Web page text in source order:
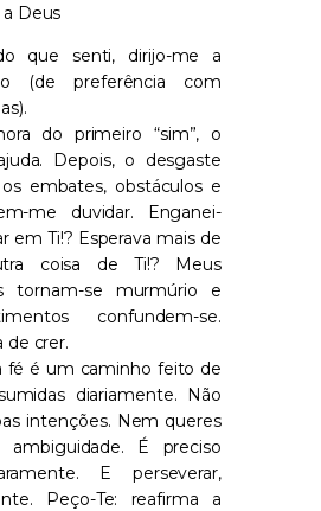
Deus
que senti, dirijo-me a
(de preferência com
do primeiro “sim”, o
Depois, o desgaste
embates, obstáculos e
me duvidar. Enganei-
em Ti!? Esperava mais de
coisa de Ti!? Meus
tornam-se murmúrio e
confundem-se.
de crer.
fé é um caminho feito de
diariamente. Não
intenções. Nem queres
É preciso
E perseverar,
Peço-Te: reafirma a